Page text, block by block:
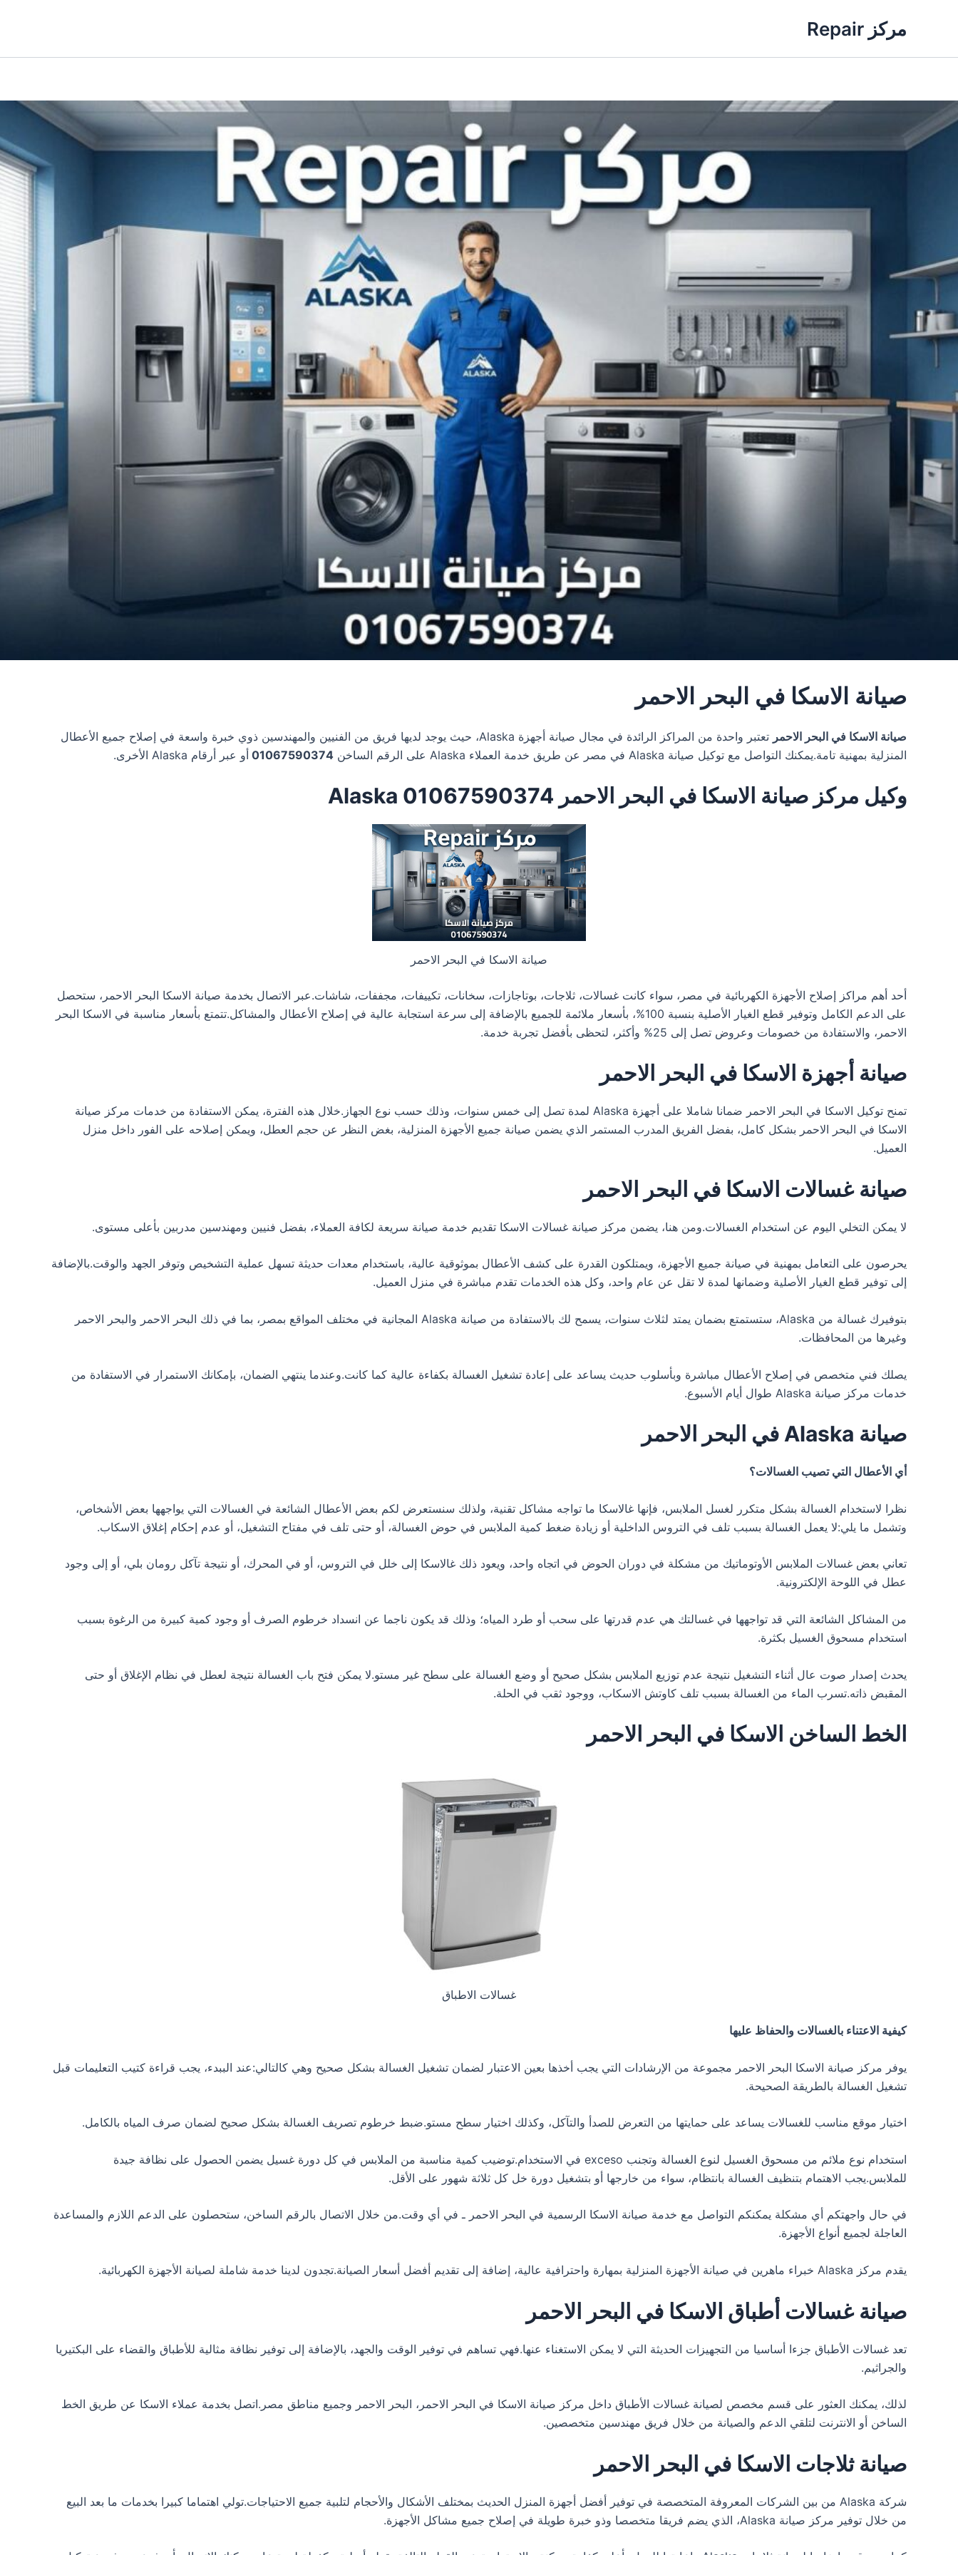
مركز Repair
صيانة الاسكا في البحر الاحمر
صيانة الاسكا في البحر الاحمر
تعتبر واحدة من المراكز الرائدة في مجال صيانة أجهزة Alaska، حيث يوجد لديها فريق من الفنيين والمهندسين ذوي خبرة واسعة في إصلاح جميع الأعطال
المنزلية بمهنية تامة.يمكنك التواصل مع توكيل صيانة Alaska في مصر عن طريق خدمة العملاء Alaska على الرقم الساخن
01067590374 أو عبر أرقام Alaska الأخرى.
وكيل مركز صيانة الاسكا في البحر الاحمر 01067590374 Alaska
صيانة الاسكا في البحر الاحمر
أحد أهم مراكز إصلاح الأجهزة الكهربائية في مصر، سواء كانت غسالات، ثلاجات، بوتاجازات، سخانات، تكييفات، مجففات، شاشات.عبر الاتصال بخدمة صيانة الاسكا البحر الاحمر، ستحصل
على الدعم الكامل وتوفير قطع الغيار الأصلية بنسبة 100%، بأسعار ملائمة للجميع بالإضافة إلى سرعة استجابة عالية في إصلاح الأعطال والمشاكل.تتمتع بأسعار مناسبة في الاسكا البحر
الاحمر، والاستفادة من خصومات وعروض تصل إلى 25% وأكثر، لتحظى بأفضل تجربة خدمة.
صيانة أجهزة الاسكا في البحر الاحمر
تمنح توكيل الاسكا في البحر الاحمر ضمانا شاملا على أجهزة Alaska لمدة تصل إلى خمس سنوات، وذلك حسب نوع الجهاز.خلال هذه الفترة، يمكن الاستفادة من خدمات مركز صيانة
الاسكا في البحر الاحمر بشكل كامل، بفضل الفريق المدرب المستمر الذي يضمن صيانة جميع الأجهزة المنزلية، بغض النظر عن حجم العطل، ويمكن إصلاحه على الفور داخل منزل
العميل.
صيانة غسالات الاسكا في البحر الاحمر
لا يمكن التخلي اليوم عن استخدام الغسالات.ومن هنا، يضمن مركز صيانة غسالات الاسكا تقديم خدمة صيانة سريعة لكافة العملاء، بفضل فنيين ومهندسين مدربين بأعلى مستوى.
يحرصون على التعامل بمهنية في صيانة جميع الأجهزة، ويمتلكون القدرة على كشف الأعطال بموثوقية عالية، باستخدام معدات حديثة تسهل عملية التشخيص وتوفر الجهد والوقت.بالإضافة
إلى توفير قطع الغيار الأصلية وضمانها لمدة لا تقل عن عام واحد، وكل هذه الخدمات تقدم مباشرة في منزل العميل.
بتوفيرك غسالة من Alaska، ستستمتع بضمان يمتد لثلاث سنوات، يسمح لك بالاستفادة من صيانة Alaska المجانية في مختلف المواقع بمصر، بما في ذلك البحر الاحمر والبحر الاحمر
وغيرها من المحافظات.
يصلك فني متخصص في إصلاح الأعطال مباشرة وبأسلوب حديث يساعد على إعادة تشغيل الغسالة بكفاءة عالية كما كانت.وعندما ينتهي الضمان، بإمكانك الاستمرار في الاستفادة من
خدمات مركز صيانة Alaska طوال أيام الأسبوع.
صيانة Alaska في البحر الاحمر
أي الأعطال التي تصيب الغسالات؟
نظرا لاستخدام الغسالة بشكل متكرر لغسل الملابس، فإنها غالاسكا ما تواجه مشاكل تقنية، ولذلك سنستعرض لكم بعض الأعطال الشائعة في الغسالات التي يواجهها بعض الأشخاص،
وتشمل ما يلي:لا يعمل الغسالة بسبب تلف في التروس الداخلية أو زيادة ضغط كمية الملابس في حوض الغسالة، أو حتى تلف في مفتاح التشغيل، أو عدم إحكام إغلاق الاسكاب.
تعاني بعض غسالات الملابس الأوتوماتيك من مشكلة في دوران الحوض في اتجاه واحد، ويعود ذلك غالاسكا إلى خلل في التروس، أو في المحرك، أو نتيجة تآكل رومان بلي، أو إلى وجود
عطل في اللوحة الإلكترونية.
من المشاكل الشائعة التي قد تواجهها في غسالتك هي عدم قدرتها على سحب أو طرد المياه؛ وذلك قد يكون ناجما عن انسداد خرطوم الصرف أو وجود كمية كبيرة من الرغوة بسبب
استخدام مسحوق الغسيل بكثرة.
يحدث إصدار صوت عال أثناء التشغيل نتيجة عدم توزيع الملابس بشكل صحيح أو وضع الغسالة على سطح غير مستو.لا يمكن فتح باب الغسالة نتيجة لعطل في نظام الإغلاق أو حتى
المقبض ذاته.تسرب الماء من الغسالة بسبب تلف كاوتش الاسكاب، ووجود ثقب في الحلة.
الخط الساخن الاسكا في البحر الاحمر
غسالات الاطباق
كيفية الاعتناء بالغسالات والحفاظ عليها
يوفر مركز صيانة الاسكا البحر الاحمر مجموعة من الإرشادات التي يجب أخذها بعين الاعتبار لضمان تشغيل الغسالة بشكل صحيح وهي كالتالي:عند الببدء، يجب قراءة كتيب التعليمات قبل
تشغيل الغسالة بالطريقة الصحيحة.
اختيار موقع مناسب للغسالات يساعد على حمايتها من التعرض للصدأ والتآكل، وكذلك اختيار سطح مستو.ضبط خرطوم تصريف الغسالة بشكل صحيح لضمان صرف المياه بالكامل.
استخدام نوع ملائم من مسحوق الغسيل لنوع الغسالة وتجنب exceso في الاستخدام.توضيب كمية مناسبة من الملابس في كل دورة غسيل يضمن الحصول على نظافة جيدة
للملابس.يجب الاهتمام بتنظيف الغسالة بانتظام، سواء من خارجها أو بتشغيل دورة خل كل ثلاثة شهور على الأقل.
في حال واجهتكم أي مشكلة يمكنكم التواصل مع خدمة صيانة الاسكا الرسمية في البحر الاحمر ـ في أي وقت.من خلال الاتصال بالرقم الساخن، ستحصلون على الدعم اللازم والمساعدة
العاجلة لجميع أنواع الأجهزة.
يقدم مركز Alaska خبراء ماهرين في صيانة الأجهزة المنزلية بمهارة واحترافية عالية، إضافة إلى تقديم أفضل أسعار الصيانة.تجدون لدينا خدمة شاملة لصيانة الأجهزة الكهربائية.
صيانة غسالات أطباق الاسكا في البحر الاحمر
تعد غسالات الأطباق جزءا أساسيا من التجهيزات الحديثة التي لا يمكن الاستغناء عنها.فهي تساهم في توفير الوقت والجهد، بالإضافة إلى توفير نظافة مثالية للأطباق والقضاء على البكتيريا
والجراثيم.
لذلك، يمكنك العثور على قسم مخصص لصيانة غسالات الأطباق داخل مركز صيانة الاسكا في البحر الاحمر، البحر الاحمر وجميع مناطق مصر.اتصل بخدمة عملاء الاسكا عن طريق الخط
الساخن أو الانترنت لتلقي الدعم والصيانة من خلال فريق مهندسين متخصصين.
صيانة ثلاجات الاسكا في البحر الاحمر
شركة Alaska من بين الشركات المعروفة المتخصصة في توفير أفضل أجهزة المنزل الحديث بمختلف الأشكال والأحجام لتلبية جميع الاحتياجات.تولي اهتماما كبيرا بخدمات ما بعد البيع
من خلال توفير مركز صيانة Alaska، الذي يضم فريقا متخصصا وذو خبرة طويلة في إصلاح جميع مشاكل الأجهزة.